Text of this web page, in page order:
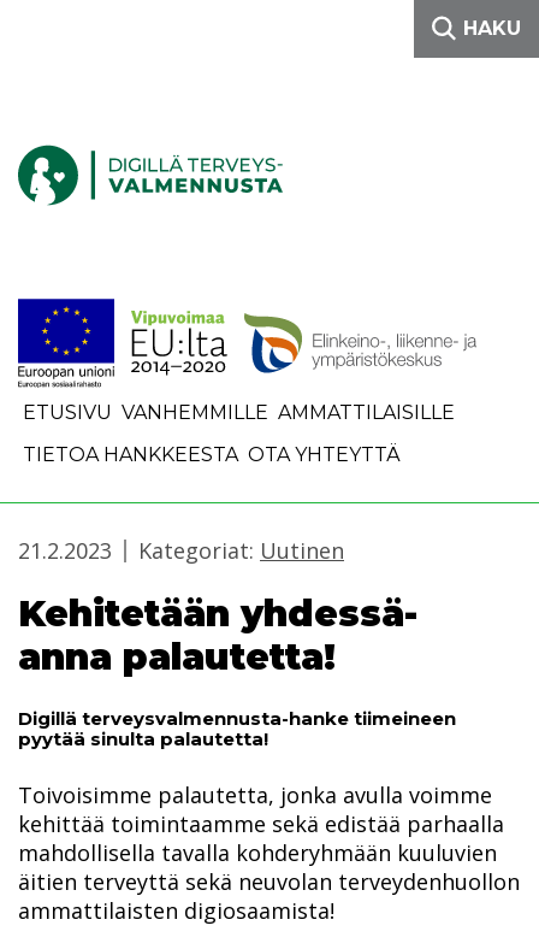
HAKU
ETUSIVU VANHEMMILLE AMMATTILAISILLE
TIETOA HANKKEESTA OTA YHTEYTTÄ
21.2.2023 Kategoriat: Uutinen
Kehitetään yhdessä-
anna palautetta!
Digillä terveysvalmennusta-hanke tiimeineen
pyytää sinulta palautetta!
Toivoisimme palautetta, jonka avulla voimme
kehittää toimintaamme sekä edistää parhaalla
mahdollisella tavalla kohderyhmään kuuluvien
äitien terveyttä sekä neuvolan terveydenhuollon
ammattilaisten digiosaamista!